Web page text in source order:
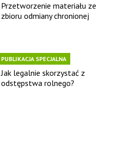
Przetworzenie materiału ze
zbioru odmiany chronionej
PUBLIKACJA SPECJALNA
Jak legalnie skorzystać z
odstępstwa rolnego?